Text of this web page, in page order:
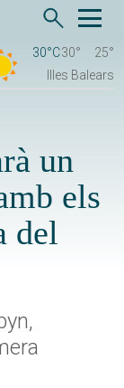
30°C30°
25°
Illes Balears
un
els
del